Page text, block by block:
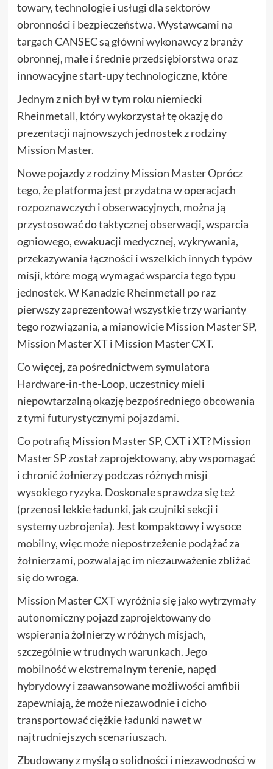
towary, technologie i usługi dla sektorów
obronności i bezpieczeństwa. Wystawcami na
targach CANSEC są główni wykonawcy z branży
obronnej, małe i średnie przedsiębiorstwa oraz
innowacyjne start-upy technologiczne, które
Jednym z nich był w tym roku niemiecki
Rheinmetall, który wykorzystał tę okazję do
prezentacji najnowszych jednostek z rodziny
Mission Master.
Nowe pojazdy z rodziny Mission Master Oprócz
tego, że platforma jest przydatna w operacjach
rozpoznawczych i obserwacyjnych, można ją
przystosować do taktycznej obserwacji, wsparcia
ogniowego, ewakuacji medycznej, wykrywania,
przekazywania łączności i wszelkich innych typów
misji, które mogą wymagać wsparcia tego typu
jednostek. W Kanadzie Rheinmetall po raz
pierwszy zaprezentował wszystkie trzy warianty
tego rozwiązania, a mianowicie Mission Master SP,
Mission Master XT i Mission Master CXT.
Co więcej, za pośrednictwem symulatora
Hardware-in-the-Loop, uczestnicy mieli
niepowtarzalną okazję bezpośredniego obcowania
z tymi futurystycznymi pojazdami.
Co potrafią Mission Master SP, CXT i XT? Mission
Master SP został zaprojektowany, aby wspomagać
i chronić żołnierzy podczas różnych misji
wysokiego ryzyka. Doskonale sprawdza się też
(przenosi lekkie ładunki, jak czujniki sekcji i
systemy uzbrojenia). Jest kompaktowy i wysoce
mobilny, więc może niepostrzeżenie podążać za
żołnierzami, pozwalając im niezauważenie zbliżać
się do wroga.
Mission Master CXT wyróżnia się jako wytrzymały
autonomiczny pojazd zaprojektowany do
wspierania żołnierzy w różnych misjach,
szczególnie w trudnych warunkach. Jego
mobilność w ekstremalnym terenie, napęd
hybrydowy i zaawansowane możliwości amfibii
zapewniają, że może niezawodnie i cicho
transportować ciężkie ładunki nawet w
najtrudniejszych scenariuszach.
Zbudowany z myślą o solidności i niezawodności w